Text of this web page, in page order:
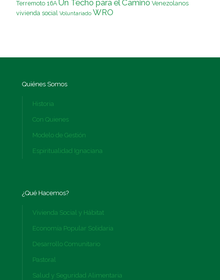
Terremoto 16A Un Techo para el Camino Venezolanos
vivienda social Voluntariado WRO
Quiénes Somos
Historia
Con Quienes
Modelo de Gestión
Espiritualidad Ignaciana
¿Qué Hacemos?
Vivienda Social y Hábitat
Economía Popular Solidaria
Desarrollo Comunitario
Pastoral
Salud y Seguridad Alimentaria